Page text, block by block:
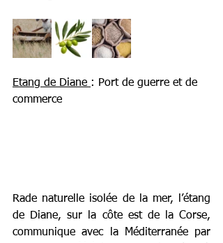
Etang de Diane : Port de guerre et de
commerce
Rade naturelle isolée de la mer, l’étang
de Diane, sur la côte est de la Corse,
communique avec la Méditerranée par